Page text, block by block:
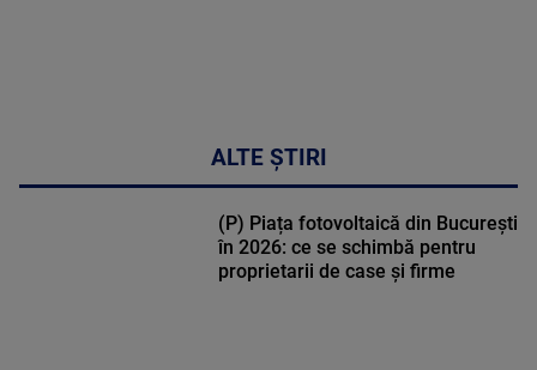
ALTE ȘTIRI
(P) Piața fotovoltaică din București
în 2026: ce se schimbă pentru
proprietarii de case și firme